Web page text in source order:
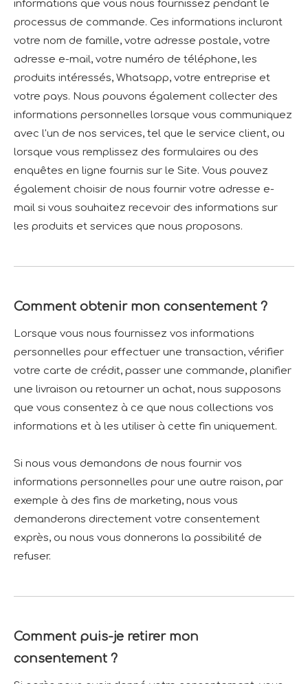
informations que vous nous fournissez pendant le
processus de commande. Ces informations incluront
votre nom de famille, votre adresse postale, votre
adresse e-mail, votre numéro de téléphone, les
produits intéressés, Whatsapp, votre entreprise et
votre pays. Nous pouvons également collecter des
informations personnelles lorsque vous communiquez
avec l'un de nos services, tel que le service client, ou
lorsque vous remplissez des formulaires ou des
enquêtes en ligne fournis sur le Site. Vous pouvez
également choisir de nous fournir votre adresse e-
mail si vous souhaitez recevoir des informations sur
les produits et services que nous proposons.
Comment obtenir mon consentement ?
Lorsque vous nous fournissez vos informations
personnelles pour effectuer une transaction, vérifier
votre carte de crédit, passer une commande, planifier
une livraison ou retourner un achat, nous supposons
que vous consentez à ce que nous collections vos
informations et à les utiliser à cette fin uniquement.
Si nous vous demandons de nous fournir vos
informations personnelles pour une autre raison, par
exemple à des fins de marketing, nous vous
demanderons directement votre consentement
exprès, ou nous vous donnerons la possibilité de
refuser.
Comment puis-je retirer mon
consentement ?